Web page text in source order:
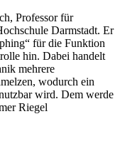
Professor für
Darmstadt. Er
für die Funktion
hin. Dabei handelt
mehrere
wodurch ein
wird. Dem werde
Riegel